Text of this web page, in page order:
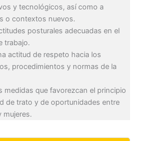
y tecnológicos, así como a
o contextos nuevos.
posturales adecuadas en el
trabajo.
actitud de respeto hacia los
procedimientos y normas de la
medidas que favorezcan el principio
de trato y de oportunidades entre
mujeres.